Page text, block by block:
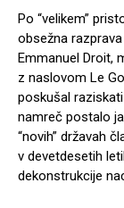
Po “velikem”
obsežna
Emmanuel Droit,
z naslovom Le
poskušal
namreč postalo
“novih” državah
v devetdesetih
dekonstrukcije